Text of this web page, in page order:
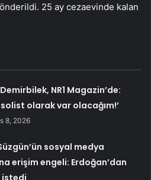
25 ay cezaevinde kalan
NR1 Magazin’de:
olarak var olacağım!’
8, 2026
sosyal medya
erişim engeli: Erdoğan’dan
istedi